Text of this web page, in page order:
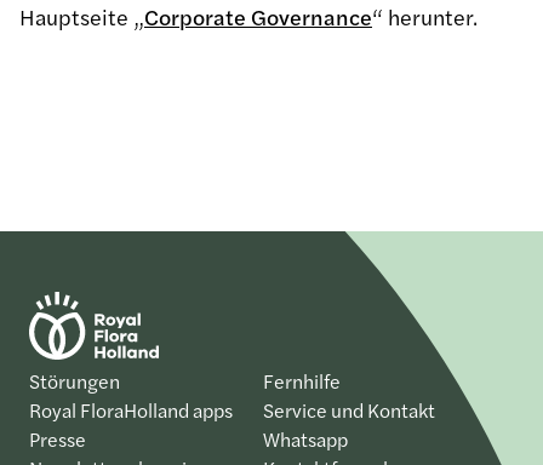
Hauptseite „Corporate Governance“ herunter.
Störungen
Royal FloraHolland apps
Presse
Fernhilfe
Service und Kontakt
Whatsapp